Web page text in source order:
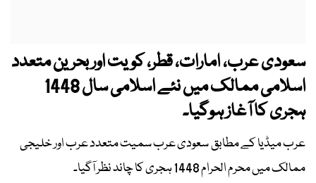
سعودی عرب، امارات، قطر، کویت اور بحرین متعدد
اسلامی ممالک میں نئے اسلامی سال 1448
ہجری کا آغاز ہوگیا۔
عرب میڈیا کے مطابق سعودی عرب سمیت متعدد عرب اور خلیجی
ممالک میں محرم الحرام 1448 ہجری کا چاند نظر آگیا۔